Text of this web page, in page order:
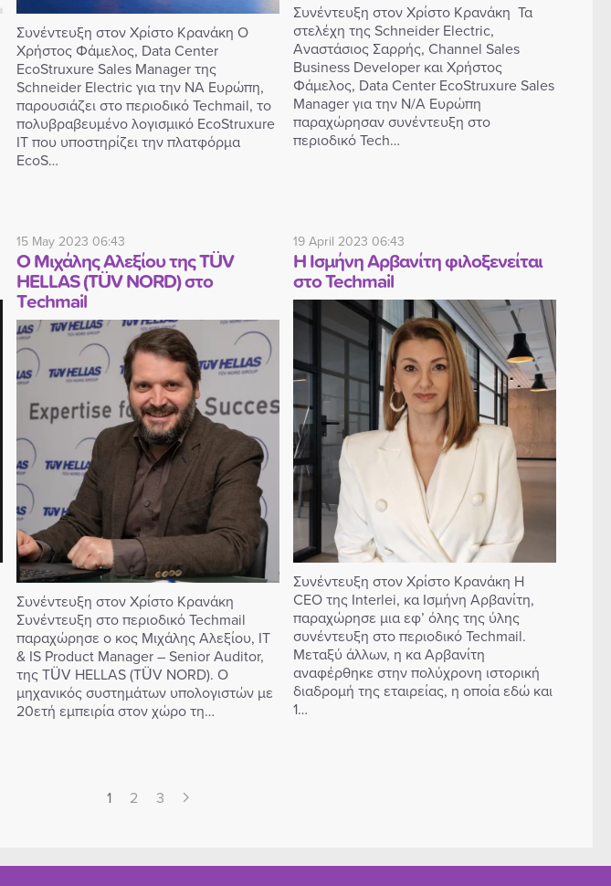
Συνέντευξη στον Χρίστο Κρανάκη Ο
Χρήστος Φάμελος, Data Center
EcoStruxure Sales Manager της
Schneider Electric για την ΝΑ Ευρώπη,
παρουσιάζει στο περιοδικό Techmail, το
πολυβραβευμένο λογισμικό EcoStruxure
IT που υποστηρίζει την πλατφόρμα
EcoS…
Συνέντευξη στον Χρίστο Κρανάκη Τα
στελέχη της Schneider Electric,
Αναστάσιος Σαρρής, Channel Sales
Business Developer και Χρήστος
Φάμελος, Data Center EcoStruxure Sales
Manager για την Ν/Α Ευρώπη
παραχώρησαν συνέντευξη στο
περιοδικό Tech…
15 May 2023 06:43
O Μιχάλης Αλεξίου της TÜV
HELLAS (TÜV NORD) στο
Τechmail
Συνέντευξη στον Χρίστο Κρανάκη
Συνέντευξη στο περιοδικό Techmail
παραχώρησε ο κος Μιχάλης Αλεξίου, IT
& IS Product Manager – Senior Auditor,
της TÜV HELLAS (TÜV NORD). O
μηχανικός συστημάτων υπολογιστών με
20ετή εμπειρία στον χώρο τη…
19 April 2023 06:43
Η Ισμήνη Αρβανίτη φιλοξενείται
στο Techmail
Συνέντευξη στον Χρίστο Κρανάκη H
CEO της Interlei, κα Ισμήνη Αρβανίτη,
παραχώρησε μια εφ’ όλης της ύλης
συνέντευξη στο περιοδικό Techmail.
Μεταξύ άλλων, η κα Αρβανίτη
αναφέρθηκε στην πολύχρονη ιστορική
διαδρομή της εταιρείας, η οποία εδώ και
1…
1 2 3